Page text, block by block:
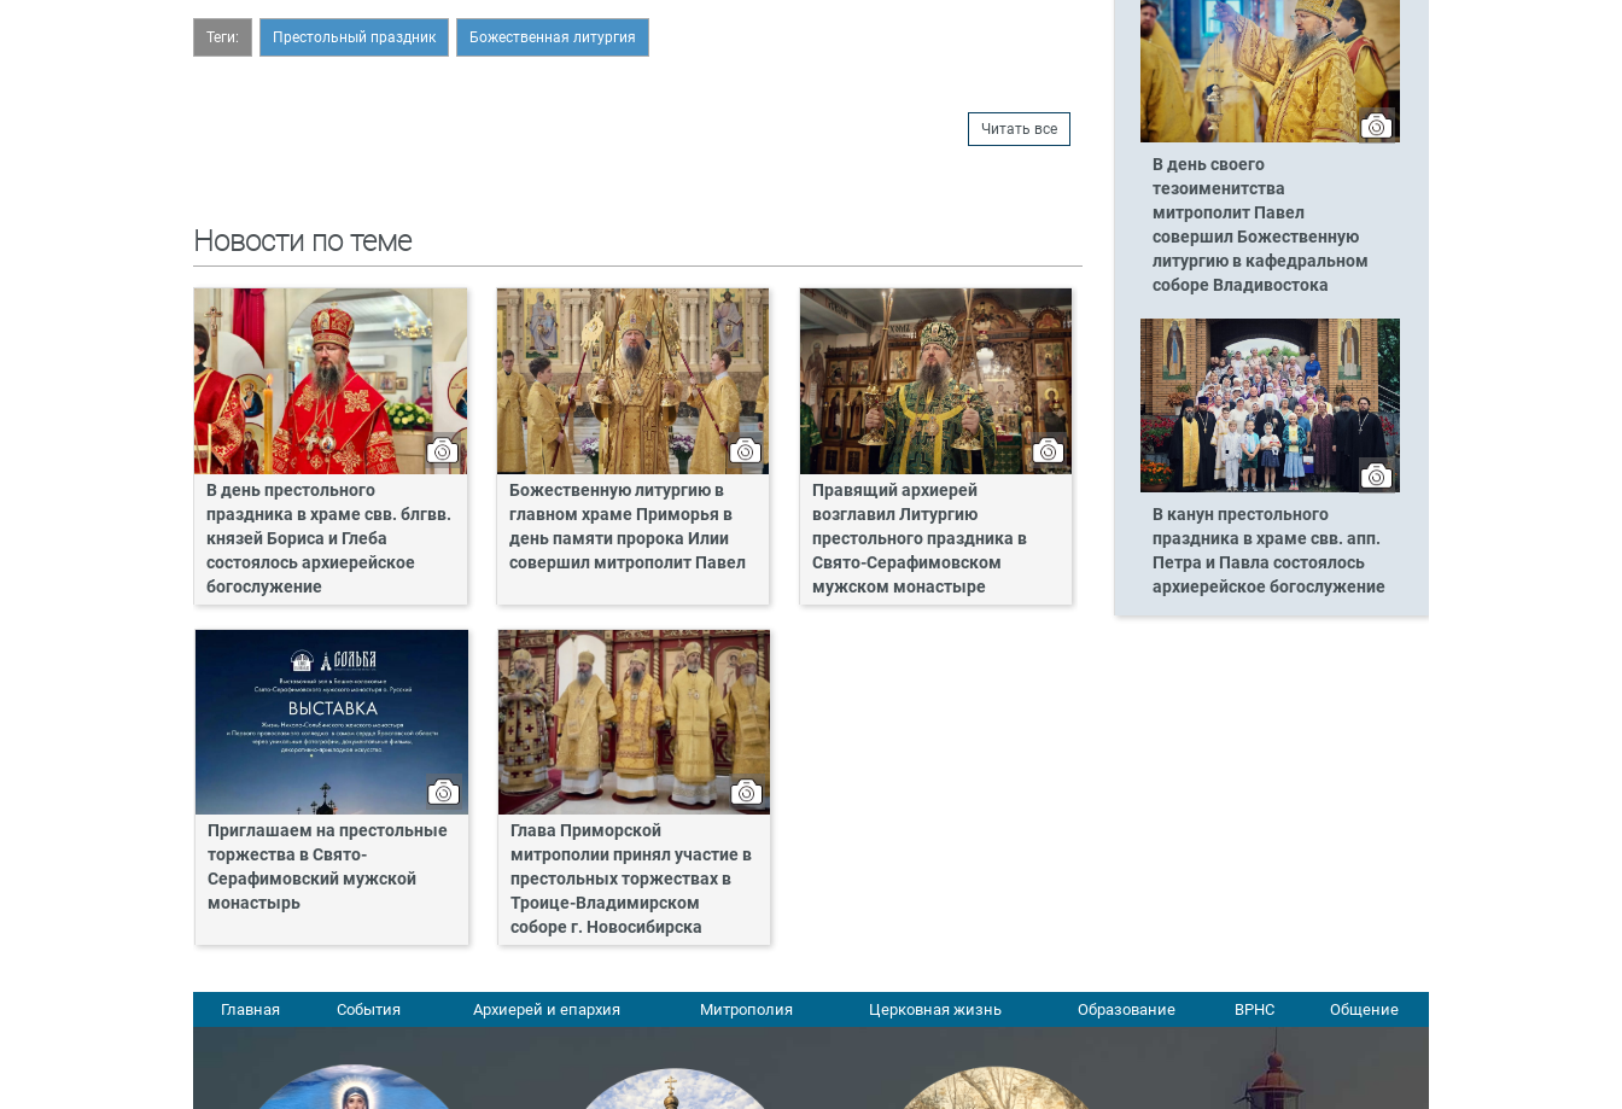
Теги: Престольный праздник Божественная литургия
Читать все
Новости по теме
В день престольного
праздника в храме свв. блгвв.
князей Бориса и Глеба
состоялось архиерейское
богослужение
Божественную литургию в
главном храме Приморья в
день памяти пророка Илии
совершил митрополит Павел
Правящий архиерей
возглавил Литургию
престольного праздника в
Свято-Серафимовском
мужском монастыре
Приглашаем на престольные
торжества в Свято-
Серафимовский мужской
монастырь
Глава Приморской
митрополии принял участие в
престольных торжествах в
Троице-Владимирском
соборе г. Новосибирска
В день своего
тезоименитства
митрополит Павел
совершил Божественную
литургию в кафедральном
соборе Владивостока
В канун престольного
праздника в храме свв. апп.
Петра и Павла состоялось
архиерейское богослужение
Главная События Архиерей и епархия Митрополия Церковная жизнь Образование ВРНС Общение